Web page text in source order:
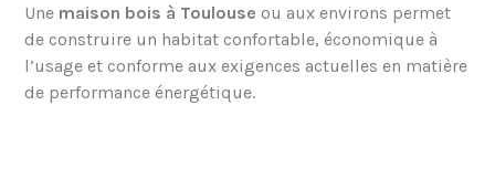
Une maison bois à Toulouse ou aux environs permet
de construire un habitat confortable, économique à
l’usage et conforme aux exigences actuelles en matière
de performance énergétique.